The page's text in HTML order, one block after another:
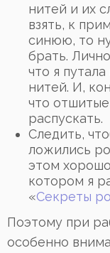
нитей и их
взять, к
синюю, то
брать.
что я
нитей. И,
что
распускать.
Следить,
ложились
этом
котором я
«Секреты
Поэтому при
особенно